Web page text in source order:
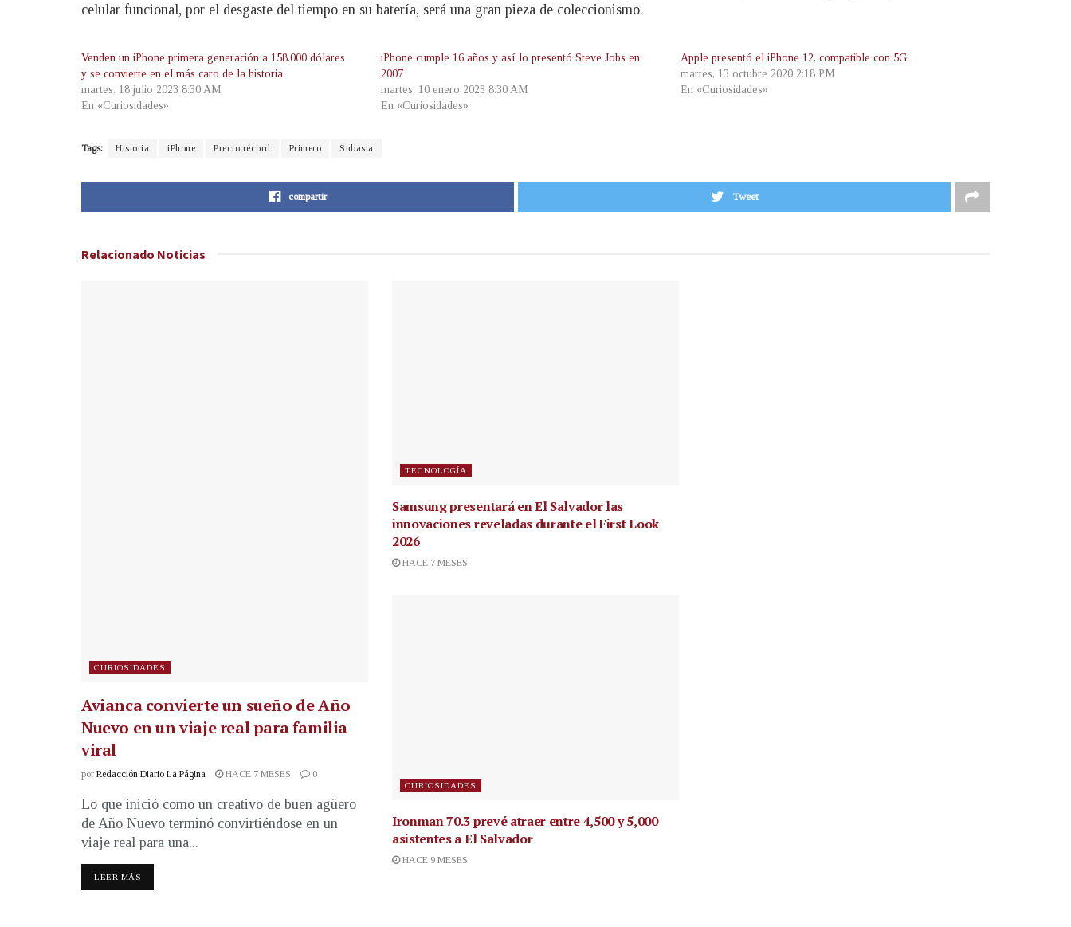
celular funcional, por el desgaste del tiempo en su batería, será una gran pieza de coleccionismo.
Venden un iPhone primera generación a 158.000 dólares
y se convierte en el más caro de la historia
martes, 18 julio 2023 8:30 AM
En «Curiosidades»
iPhone cumple 16 años y así lo presentó Steve Jobs en
2007
martes, 10 enero 2023 8:30 AM
En «Curiosidades»
Apple presentó el iPhone 12, compatible con 5G
martes, 13 octubre 2020 2:18 PM
En «Curiosidades»
Tags: Historia iPhone Precio récord Primero Subasta
compartir Tweet
Relacionado Noticias
CURIOSIDADES
Avianca convierte un sueño de Año
Nuevo en un viaje real para familia
viral
por Redacción Diario La Página HACE 7 MESES 0
Lo que inició como un creativo de buen agüero
de Año Nuevo terminó convirtiéndose en un
viaje real para una...
LEER MÁS
TECNOLOGÍA
Samsung presentará en El Salvador las
innovaciones reveladas durante el First Look
2026
HACE 7 MESES
CURIOSIDADES
Ironman 70.3 prevé atraer entre 4,500 y 5,000
asistentes a El Salvador
HACE 9 MESES